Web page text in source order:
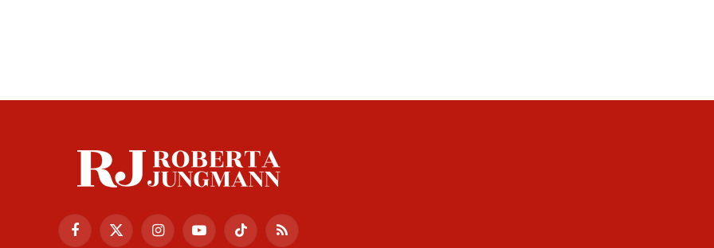
Facebook
X
InstagramYouTubeTikTok RSS